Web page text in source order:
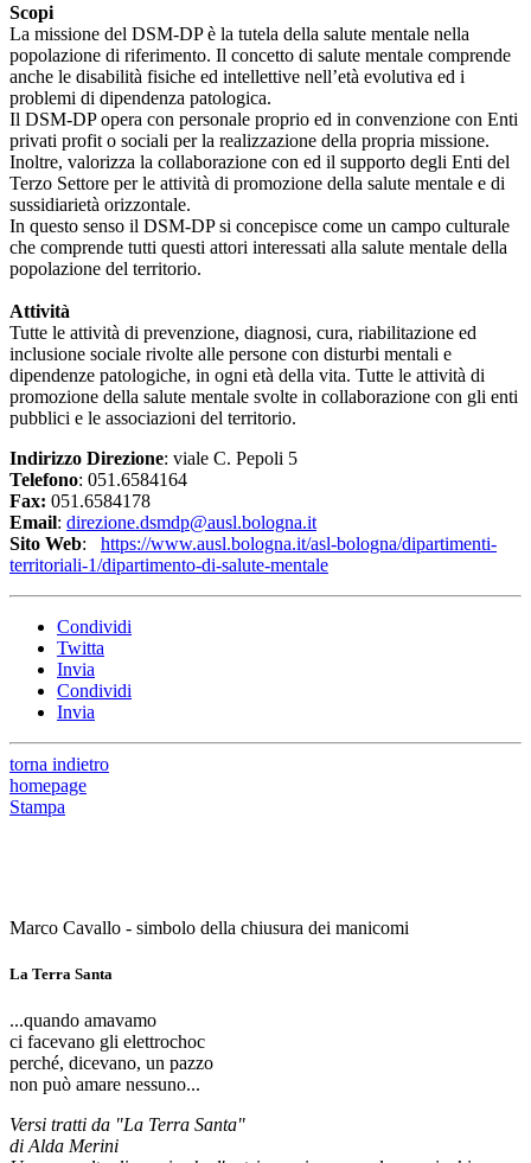
Scopi
La missione del DSM-DP è la tutela della salute mentale nella
popolazione di riferimento. Il concetto di salute mentale comprende
anche le disabilità fisiche ed intellettive nell’età evolutiva ed i
problemi di dipendenza patologica.
Il DSM-DP opera con personale proprio ed in convenzione con Enti
privati profit o sociali per la realizzazione della propria missione.
Inoltre, valorizza la collaborazione con ed il supporto degli Enti del
Terzo Settore per le attività di promozione della salute mentale e di
sussidiarietà orizzontale.
In questo senso il DSM-DP si concepisce come un campo culturale
che comprende tutti questi attori interessati alla salute mentale della
popolazione del territorio.
Attività
Tutte le attività di prevenzione, diagnosi, cura, riabilitazione ed
inclusione sociale rivolte alle persone con disturbi mentali e
dipendenze patologiche, in ogni età della vita. Tutte le attività di
promozione della salute mentale svolte in collaborazione con gli enti
pubblici e le associazioni del territorio.
Indirizzo Direzione: viale C. Pepoli 5
Telefono: 051.6584164
Fax: 051.6584178
Email: direzione.dsmdp@ausl.bologna.it
Sito Web: https://www.ausl.bologna.it/asl-bologna/dipartimenti-
territoriali-1/dipartimento-di-salute-mentale
Condividi
Twitta
Invia
Condividi
Invia
torna indietro
homepage
Stampa
Marco Cavallo - simbolo della chiusura dei manicomi
La Terra Santa
...quando amavamo
ci facevano gli elettrochoc
perché, dicevano, un pazzo
non può amare nessuno...
Versi tratti da "La Terra Santa"
di Alda Merini